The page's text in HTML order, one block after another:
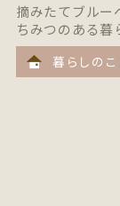
摘みたてブルー
ちみつのある暮
暮らしのこ